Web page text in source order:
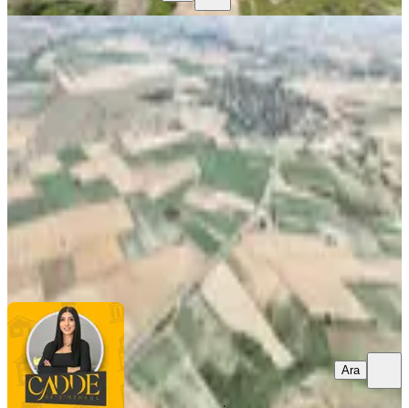
Tekirdağ Saray Kurtdere Mahallesi
8.200m2 Tek Tapu Tarla
Tekirdağ, Saray
980 m²
1.786/m² · 30.06.2026
1.750.000 ₺
CADDE GAYRİMENKULAslı Çakır
Ara